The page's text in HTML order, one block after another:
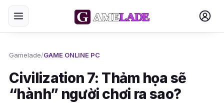
Gamelade/GAME ONLINE PC
Civilization 7: Thảm họa sẽ
“hành” người chơi ra sao?